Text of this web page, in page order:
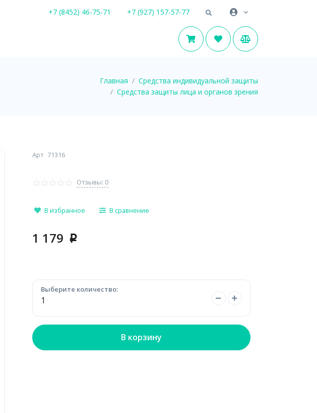
+7 (8452) 46-75-71 +7 (927) 157-57-77
Главная
Средства индивидуальной защиты
Средства защиты лица и органов зрения
Арт 71316
Отзывы: 0
В избранное В сравнение
1 179 p
Выберите количество:
В корзину